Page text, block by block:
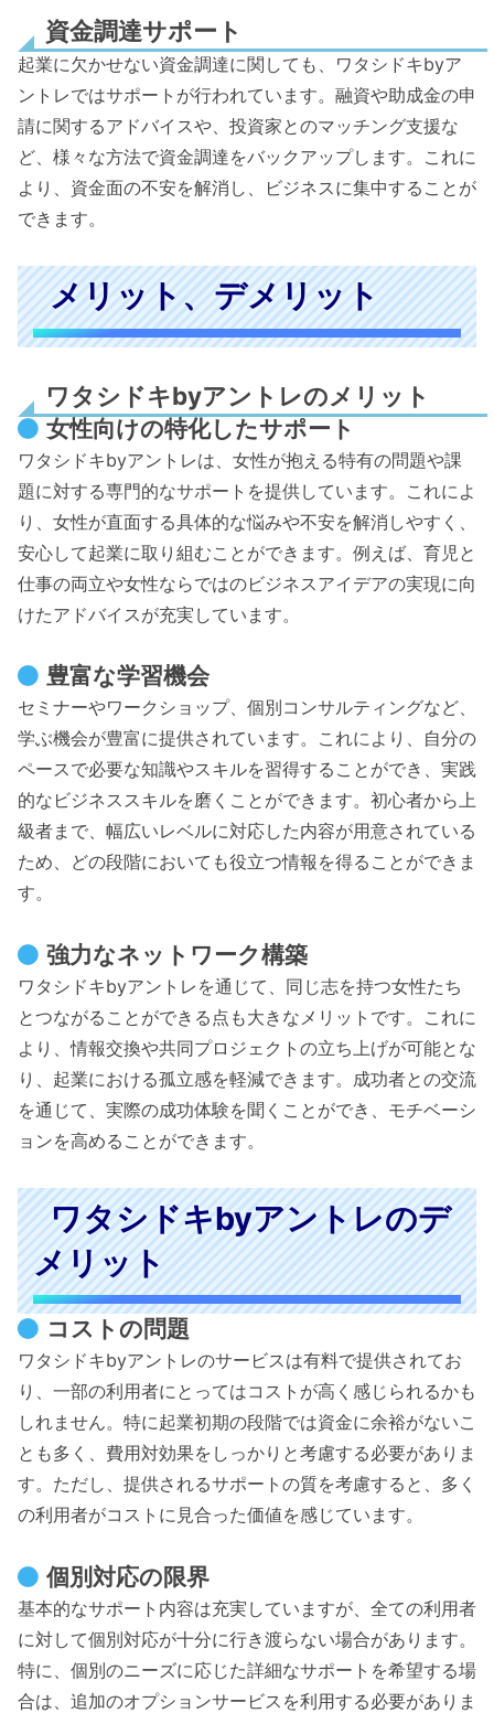
資金調達サポート
起業に欠かせない資金調達に関しても、ワタシドキbyア
ントレではサポートが行われています。融資や助成金の申
請に関するアドバイスや、投資家とのマッチング支援な
ど、様々な方法で資金調達をバックアップします。これに
より、資金面の不安を解消し、ビジネスに集中することが
できます。
メリット、デメリット
ワタシドキbyアントレのメリット
女性向けの特化したサポート
ワタシドキbyアントレは、女性が抱える特有の問題や課
題に対する専門的なサポートを提供しています。これによ
り、女性が直面する具体的な悩みや不安を解消しやすく、
安心して起業に取り組むことができます。例えば、育児と
仕事の両立や女性ならではのビジネスアイデアの実現に向
けたアドバイスが充実しています。
豊富な学習機会
セミナーやワークショップ、個別コンサルティングなど、
学ぶ機会が豊富に提供されています。これにより、自分の
ペースで必要な知識やスキルを習得することができ、実践
的なビジネススキルを磨くことができます。初心者から上
級者まで、幅広いレベルに対応した内容が用意されている
ため、どの段階においても役立つ情報を得ることができま
す。
強力なネットワーク構築
ワタシドキbyアントレを通じて、同じ志を持つ女性たち
とつながることができる点も大きなメリットです。これに
より、情報交換や共同プロジェクトの立ち上げが可能とな
り、起業における孤立感を軽減できます。成功者との交流
を通じて、実際の成功体験を聞くことができ、モチベーシ
ョンを高めることができます。
ワタシドキbyアントレのデ
メリット
コストの問題
ワタシドキbyアントレのサービスは有料で提供されてお
り、一部の利用者にとってはコストが高く感じられるかも
しれません。特に起業初期の段階では資金に余裕がないこ
とも多く、費用対効果をしっかりと考慮する必要がありま
す。ただし、提供されるサポートの質を考慮すると、多く
の利用者がコストに見合った価値を感じています。
個別対応の限界
基本的なサポート内容は充実していますが、全ての利用者
に対して個別対応が十分に行き渡らない場合があります。
特に、個別のニーズに応じた詳細なサポートを希望する場
合は、追加のオプションサービスを利用する必要がありま